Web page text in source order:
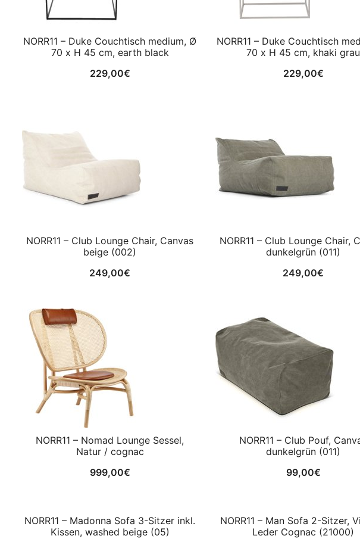
NORR11 – Duke Couchtisch medium, Ø
70 x H 45 cm, earth black
229,00€
NORR11 – Duke Couchtisch
70 x H 45 cm, khaki grau
229,00€
NORR11 – Club Lounge Chair, Canvas
beige (002)
249,00€
NORR11 – Club Lounge Chair,
dunkelgrün (011)
249,00€
NORR11 – Nomad Lounge Sessel,
Natur / cognac
999,00€
NORR11 – Club Pouf,
dunkelgrün (011)
99,00€
NORR11 – Madonna Sofa 3-Sitzer inkl.
Kissen, washed beige (05)
NORR11 – Man Sofa 2-Sitzer,
Leder Cognac (21000)